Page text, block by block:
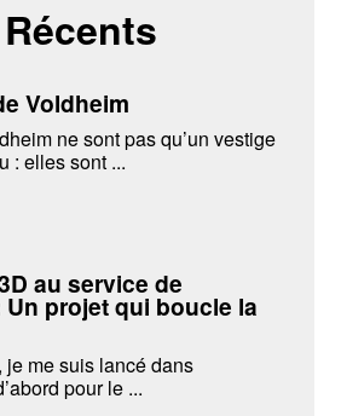
Voldheim
ne sont pas qu’un vestige
: elles sont ...
au service de
projet qui boucle la
je me suis lancé dans
pour le ...